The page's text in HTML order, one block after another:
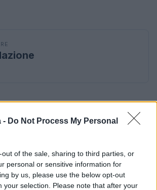
- Do Not Process My Personal
out of the sale, sharing to third parties, or
personal or sensitive information for
by us, please use the below opt-out
your selection. Please note that after your